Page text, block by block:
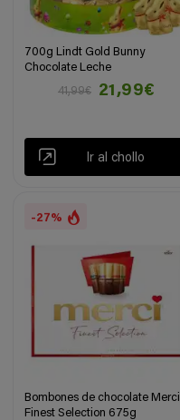
700g Lindt Gold Bunny
Chocolate Leche
41,99€
21,99€
Ir al chollo
-27%
Bombones de chocolate Merci
Finest Selection 675g